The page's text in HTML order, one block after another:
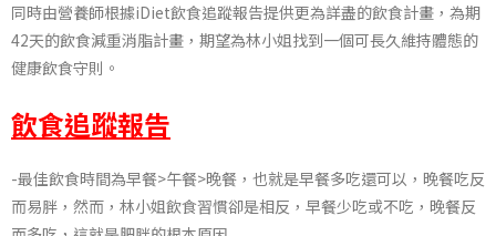
同時由營養師根據iDiet飲食追蹤報告提供更為詳盡的飲食計畫，為期
42天的飲食減重消脂計畫，期望為林小姐找到一個可長久維持體態的
健康飲食守則。
飲食追蹤報告
-最佳飲食時間為早餐>午餐>晚餐，也就是早餐多吃還可以，晚餐吃反
而易胖，然而，林小姐飲食習慣卻是相反，早餐少吃或不吃，晚餐反